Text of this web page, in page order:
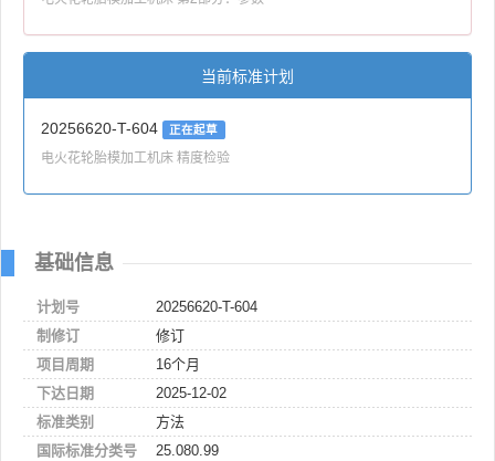
当前标准计划
20256620-T-604 正在起草
电火花轮胎模加工机床 精度检验
基础信息
计划号
20256620-T-604
制修订
修订
项目周期
16个月
下达日期
2025-12-02
标准类别
方法
国际标准分类号
25.080.99